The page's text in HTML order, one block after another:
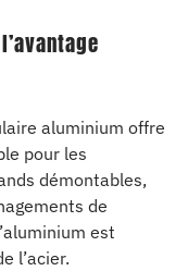
aluminium offre
pour les
démontables,
de
est
l’acier.